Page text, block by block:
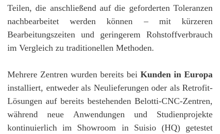
Teilen, die anschließend auf die geforderten Toleranzen
nachbearbeitet werden können – mit kürzeren
Bearbeitungszeiten und geringerem Rohstoffverbrauch
im Vergleich zu traditionellen Methoden.
Mehrere Zentren wurden bereits bei Kunden in Europa
installiert, entweder als Neulieferungen oder als Retrofit-
Lösungen auf bereits bestehenden Belotti-CNC-Zentren,
während neue Anwendungen und Studienprojekte
kontinuierlich im Showroom in Suisio (HQ) getestet